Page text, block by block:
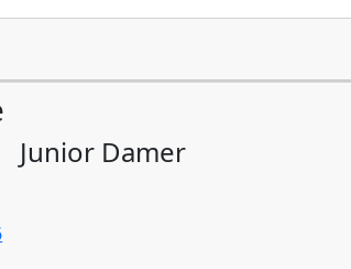
Junior Damer